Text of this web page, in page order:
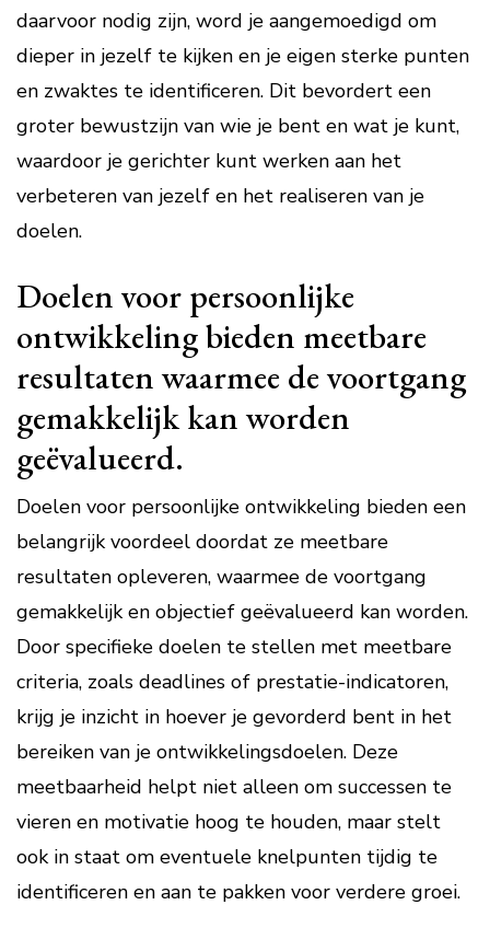
daarvoor nodig zijn, word je aangemoedigd om
dieper in jezelf te kijken en je eigen sterke punten
en zwaktes te identificeren. Dit bevordert een
groter bewustzijn van wie je bent en wat je kunt,
waardoor je gerichter kunt werken aan het
verbeteren van jezelf en het realiseren van je
doelen.
Doelen voor persoonlijke
ontwikkeling bieden meetbare
resultaten waarmee de voortgang
gemakkelijk kan worden
geëvalueerd.
Doelen voor persoonlijke ontwikkeling bieden een
belangrijk voordeel doordat ze meetbare
resultaten opleveren, waarmee de voortgang
gemakkelijk en objectief geëvalueerd kan worden.
Door specifieke doelen te stellen met meetbare
criteria, zoals deadlines of prestatie-indicatoren,
krijg je inzicht in hoever je gevorderd bent in het
bereiken van je ontwikkelingsdoelen. Deze
meetbaarheid helpt niet alleen om successen te
vieren en motivatie hoog te houden, maar stelt
ook in staat om eventuele knelpunten tijdig te
identificeren en aan te pakken voor verdere groei.